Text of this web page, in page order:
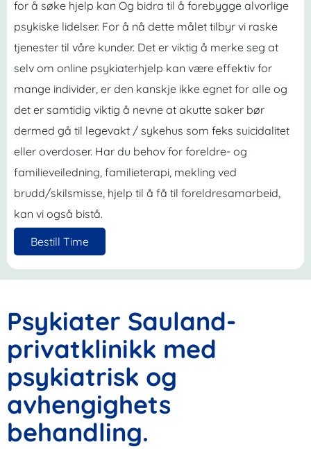
for å søke hjelp kan Og bidra til å forebygge alvorlige
psykiske lidelser. For å nå dette målet tilbyr vi raske
tjenester til våre kunder. Det er viktig å merke seg at
selv om online psykiaterhjelp kan være effektiv for
mange individer, er den kanskje ikke egnet for alle og
det er samtidig viktig å nevne at akutte saker bør
dermed gå til legevakt / sykehus som feks suicidalitet
eller overdoser. Har du behov for foreldre- og
familieveiledning, familieterapi, mekling ved
brudd/skilsmisse, hjelp til å få til foreldresamarbeid,
kan vi også bistå.
Bestill Time
Psykiater Sauland-
privatklinikk med
psykiatrisk og
avhengighets
behandling.